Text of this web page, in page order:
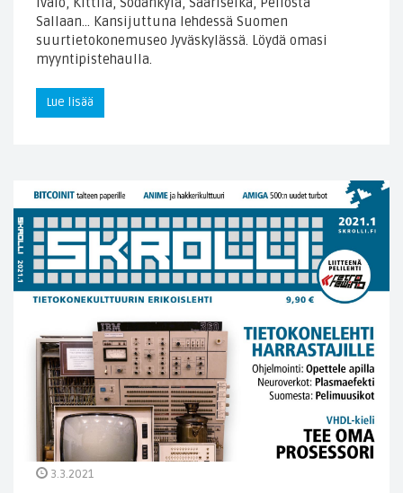
Sallaan… Kansijuttuna lehdessä Suomen
suurtietokonemuseo Jyväskylässä. Löydä omasi
myyntipistehaulla.
Lue lisää
3.3.2021